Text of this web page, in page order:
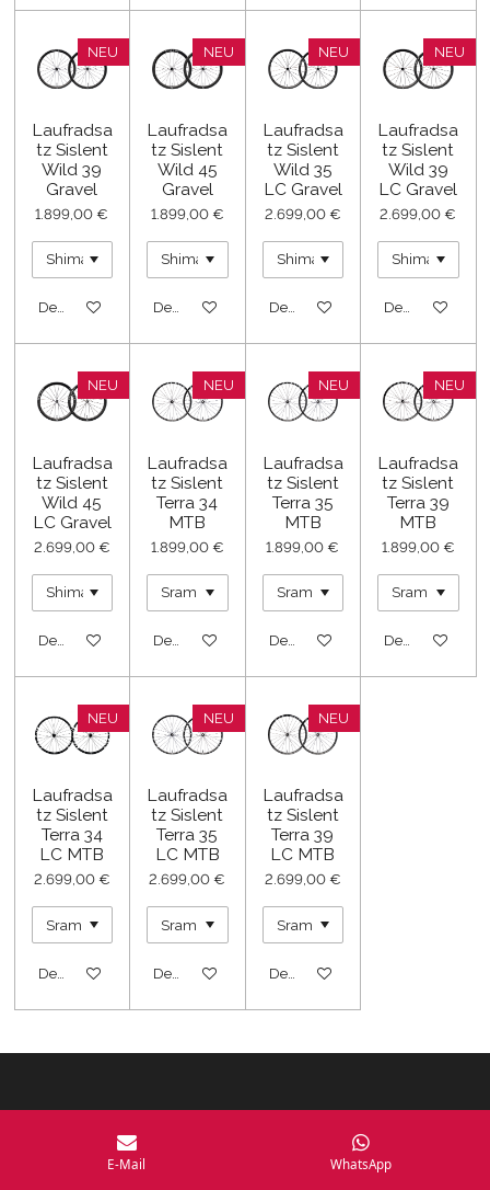
NEU
Laufradsa
tz Sislent
Wild 39
Gravel
1.899,00 €
Details anzeigen
NEU
Laufradsa
tz Sislent
Wild 45
Gravel
1.899,00 €
Details anzeigen
NEU
Laufradsa
tz Sislent
Wild 35
LC Gravel
2.699,00 €
Details anzeigen
NEU
Laufradsa
tz Sislent
Wild 39
LC Gravel
2.699,00 €
Details
NEU
Laufradsa
tz Sislent
Wild 45
LC Gravel
2.699,00 €
Details anzeigen
NEU
Laufradsa
tz Sislent
Terra 34
MTB
1.899,00 €
Details anzeigen
NEU
Laufradsa
tz Sislent
Terra 35
MTB
1.899,00 €
Details anzeigen
NEU
Laufradsa
tz Sislent
Terra 39
MTB
1.899,00 €
Details
NEU
Laufradsa
tz Sislent
Terra 34
LC MTB
2.699,00 €
Details anzeigen
NEU
Laufradsa
tz Sislent
Terra 35
LC MTB
2.699,00 €
Details anzeigen
NEU
Laufradsa
tz Sislent
Terra 39
LC MTB
2.699,00 €
Details anzeigen
E-Mail WhatsApp